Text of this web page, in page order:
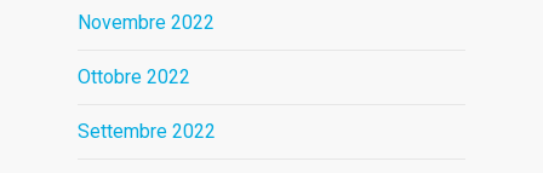
Novembre 2022
Ottobre 2022
Settembre 2022